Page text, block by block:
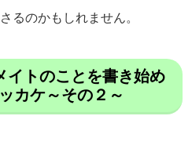
るのかもしれません。
イトのことを書き始め
カケ～その２～